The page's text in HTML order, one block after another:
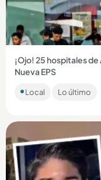
¡Ojo! 25 hospitales
Nueva EPS
Entre los centros
de Medellín y el
Local Lo último